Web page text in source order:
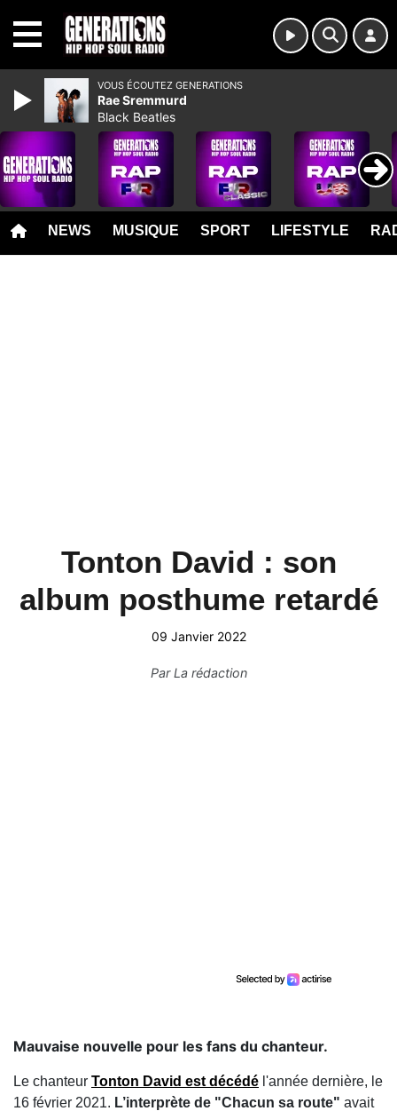
NEWS MUSIQUE SPORT LIFESTYLE
Tonton David : son
album posthume retardé
09 Janvier 2022
ParLa rédaction
Mauvaise nouvelle pour les fans du chanteur.
Le chanteur Tonton David est décédé l'année dernière, le
16 février 2021. L’interprète de "Chacun sa route" avait
VOUS ÉCOUTEZ GENERATIONS
Rae Sremmurd
Black Beatles